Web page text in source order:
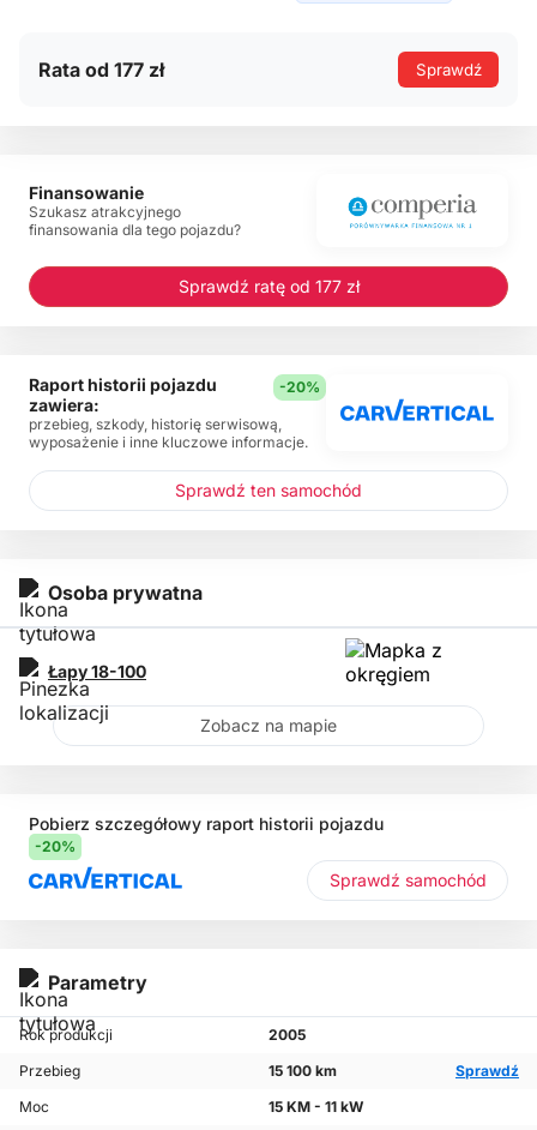
Pobierz szczegółowy raport historii pojazdu
-20%
Sprawdź samochód
Parametry
Rok produkcji
2005
Przebieg
15 100 km
Sprawdź
Moc
15 KM - 11 kW
Rata od 177 zł Sprawdź
Osoba prywatna
Łapy18-100
Zobacz na mapie
Finansowanie
Szukasz atrakcyjnego
finansowania dla tego pojazdu?
Sprawdź ratę od 177 zł
Raport historii pojazdu
zawiera:
-20%
przebieg, szkody, historię serwisową,
wyposażenie i inne kluczowe informacje.
Sprawdź ten samochód